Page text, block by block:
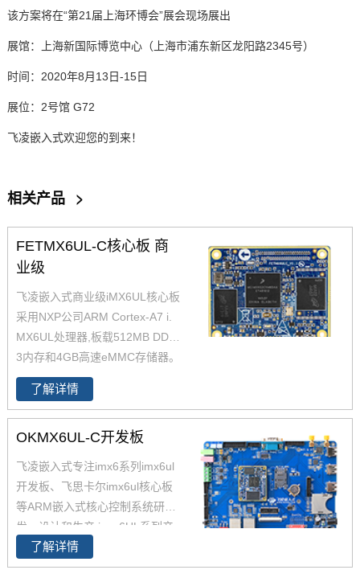
该方案将在“第21 届 上海环博会”展会现场展出
展馆：上海新国际博览中心（上海市浦东新区龙阳路2345号）
时间：2020年8月 13 日-15日
展位：2号馆 G72
飞凌嵌入式欢迎您的到来！
相关产品 >
FETMX6UL-C核心板 商
业级
飞凌嵌入式商业级iMX6UL核心板
采用NXP公司ARM Cortex-A7 i.
MX6UL处理器,板载512MB DDR
3内存和4GB高速eMMC存储器。
飞凌嵌入式级imx6ul核心板体积
小巧并具有成本优势，为了更好
的让客户进行二次开发，飞凌提
供了iMX6UL的PCB文件，包含底
兼容IMX6ULL并同时具备工业
级、商业级两种不同的配置。
了解详情
OKMX6UL-C开发板
飞凌嵌入式专注imx6系列imx6ul
开发板、飞思卡尔imx6ul核心板
等ARM嵌入式核心控制系统研
发、设计和生产,i.mx6UL系列产
品现已畅销全国，作为恩智浦imx
6ul,imx6ul开发板,i.mx6提供者，
了解详情